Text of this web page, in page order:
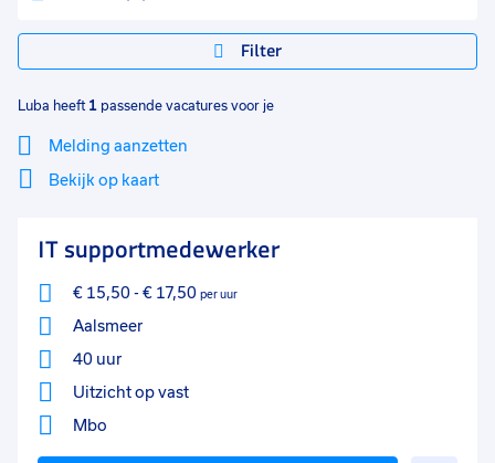
Filter
Luba heeft 1 passende vacatures voor je
Melding aanzetten
Bekijk op kaart
Filter
Sluiten
IT supportmedewerker
€ 15,50- € 17,50 per uur
Aalsmeer
40 uur
Uitzicht op vast
Mbo